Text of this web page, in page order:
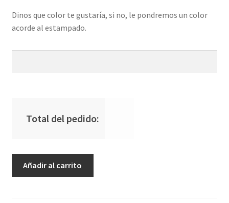
Dinos que color te gustaría, si no, le pondremos un color
acorde al estampado.
Total del pedido:
Añadir al carrito